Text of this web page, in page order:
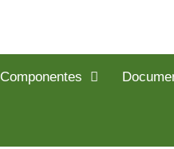
Componentes